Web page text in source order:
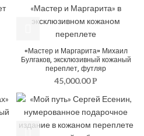
«Мастер и Маргарита» Михаил
Булгаков, эксклюзивный кожаный
переплет, футляр
45,000.00Р